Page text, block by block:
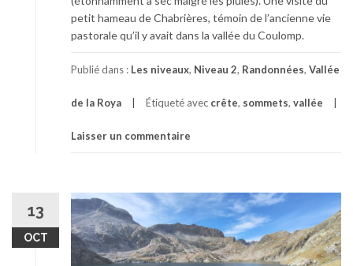
petit hameau de Chabrières, témoin de l’ancienne vie
pastorale qu’il y avait dans la vallée du Coulomp.
Publié dans : Les niveaux, Niveau 2, Randonnées, Vallée
de la Roya Étiqueté avec crête, sommets, vallée
Laisser un commentaire
13
OCT